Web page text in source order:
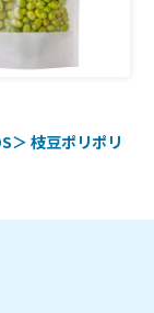
＞ 枝豆ポリポリ